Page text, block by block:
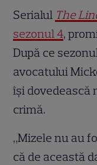
Serialul The
sezonul 4,
După ce
avocatului
își dovedească
crimă.
„Mizele nu au
că de această